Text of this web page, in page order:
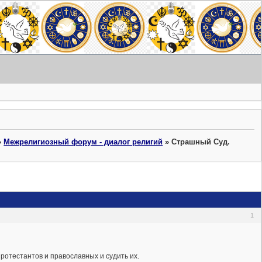
Межрелигиозный форум - диалог религий »Страшный Суд.
1
и православных и судить их.